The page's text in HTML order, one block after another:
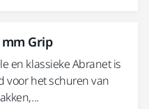
Grip
en klassieke Abranet is
voor het schuren van